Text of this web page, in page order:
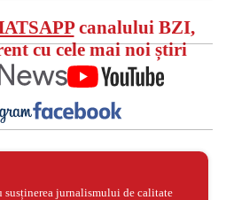
canalului BZI,
cu cele mai noi știri
susținerea jurnalismului de calitate